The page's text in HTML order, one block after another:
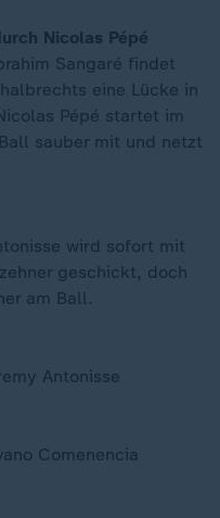
Nicolas Pépé
Sangaré findet
eine Lücke in
Pépé startet im
sauber mit und netzt
wird sofort mit
geschickt, doch
am Ball.
Antonisse
Comenencia